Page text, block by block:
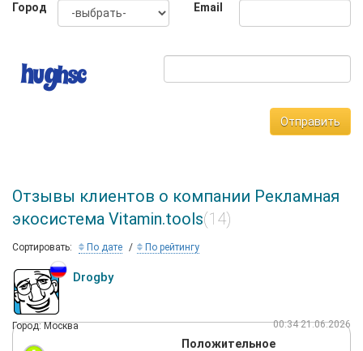
Город Email
Отправить
Отзывы клиентов о компании Рекламная
экосистема Vitamin.tools(14)
Сортировать: По дате По рейтингу
Drogby
Город: Москва 00:34 21.06.2026
Положительное